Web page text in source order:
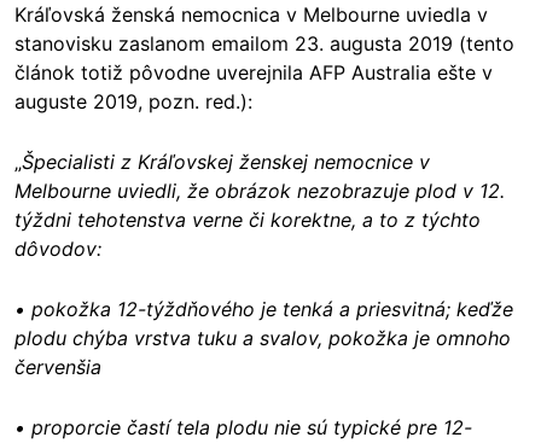
Kráľovská ženská nemocnica v Melbourne uviedla v
stanovisku zaslanom emailom 23. augusta 2019 (tento
článok totiž pôvodne uverejnila AFP Australia ešte v
auguste 2019, pozn. red.):
„Špecialisti z Kráľovskej ženskej nemocnice v
Melbourne uviedli, že obrázok nezobrazuje plod v 12.
týždni tehotenstva verne či korektne, a to z týchto
dôvodov:
• pokožka 12-týždňového je tenká a priesvitná; keďže
plodu chýba vrstva tuku a svalov, pokožka je omnoho
červenšia
• proporcie častí tela plodu nie sú typické pre 12-